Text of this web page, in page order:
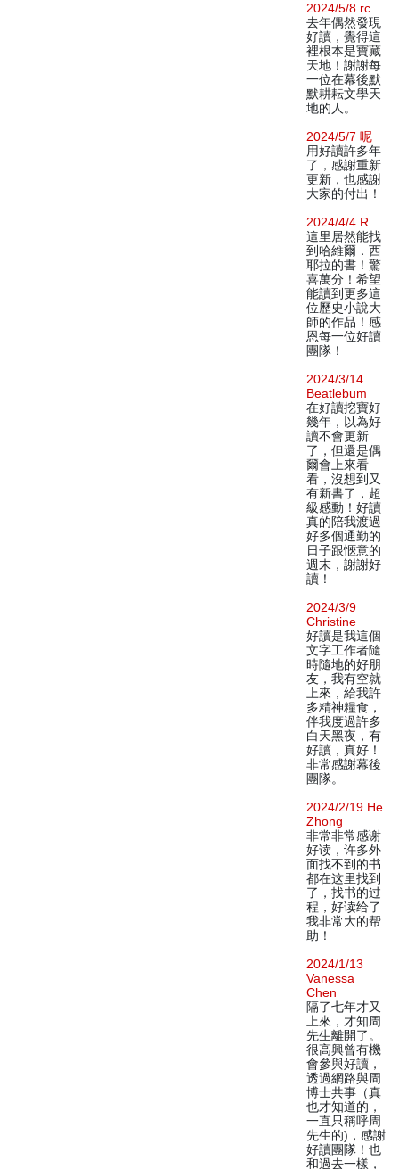
2024/5/8 rc
去年偶然發現
好讀，覺得這
裡根本是寶藏
天地！謝謝每
一位在幕後默
默耕耘文學天
地的人。
2024/5/7 呢
用好讀許多年
了，感謝重新
更新，也感謝
大家的付出！
2024/4/4 R
這里居然能找
到哈維爾．西
耶拉的書！驚
喜萬分！希望
能讀到更多這
位歷史小說大
師的作品！感
恩每一位好讀
團隊！
2024/3/14
Beatlebum
在好讀挖寶好
幾年，以為好
讀不會更新
了，但還是偶
爾會上來看
看，沒想到又
有新書了，超
級感動！好讀
真的陪我渡過
好多個通勤的
日子跟愜意的
週末，謝謝好
讀！
2024/3/9
Christine
好讀是我這個
文字工作者隨
時隨地的好朋
友，我有空就
上來，給我許
多精神糧食，
伴我度過許多
白天黑夜，有
好讀，真好！
非常感謝幕後
團隊。
2024/2/19 He
Zhong
非常非常感谢
好读，许多外
面找不到的书
都在这里找到
了，找书的过
程，好读给了
我非常大的帮
助！
2024/1/13
Vanessa
Chen
隔了七年才又
上來，才知周
先生離開了。
很高興曾有機
會參與好讀，
透過網路與周
博士共事（真
也才知道的，
一直只稱呼周
先生的)，感謝
好讀團隊！也
和過去一樣，